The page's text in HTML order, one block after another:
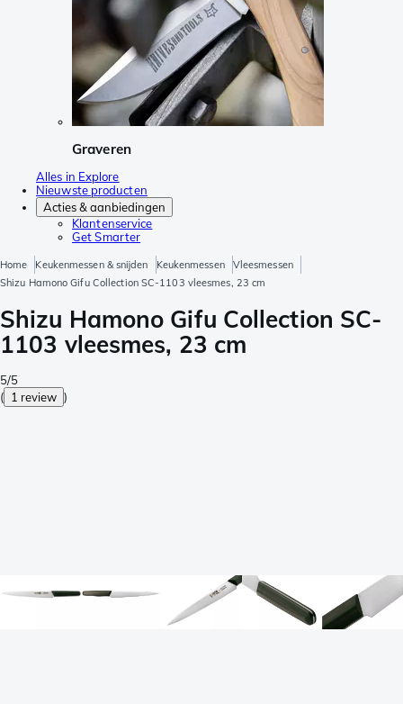
Graveren
Alles in Explore
Nieuwste producten
Acties & aanbiedingen
Klantenservice
Get Smarter
Home Keukenmessen & snijden Keukenmessen
Vleesmessen
Shizu Hamono Gifu Collection SC-1103 vleesmes, 23 cm
Shizu Hamono Gifu Collection SC-
1103 vleesmes, 23 cm
5/5
( 1 review )